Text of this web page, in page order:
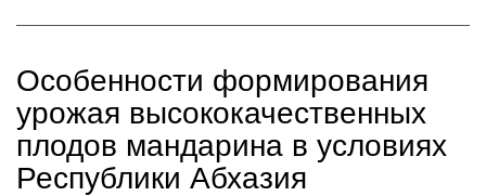
Особенности формирования
урожая высококачественных
плодов мандарина в условиях
Республики Абхазия